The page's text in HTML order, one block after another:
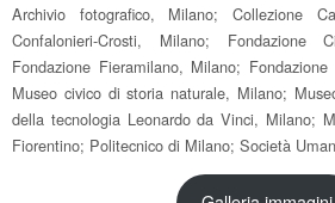
Archivio fotografico, Milano; Collezione
Confalonieri-Crosti, Milano; Fondazione
Fondazione Fieramilano, Milano;
Museo civico di storia naturale, Milano;
della tecnologia Leonardo da Vinci, Milano;
Fiorentino; Politecnico di Milano; Società